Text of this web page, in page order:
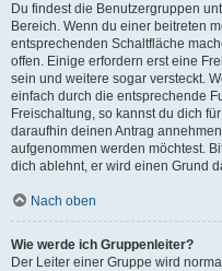
Du findest die Benutzergruppen
Bereich. Wenn du einer beitreten
entsprechenden Schaltfläche
offen. Einige erfordern erst eine
sein und weitere sogar versteckt.
einfach durch die entsprechende
Freischaltung, so kannst du dich
daraufhin deinen Antrag
aufgenommen werden möchtest.
dich ablehnt, er wird einen Grund
Nach oben
Wie werde ich Gruppenleiter?
Der Leiter einer Gruppe wird